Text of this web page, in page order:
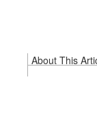
About This